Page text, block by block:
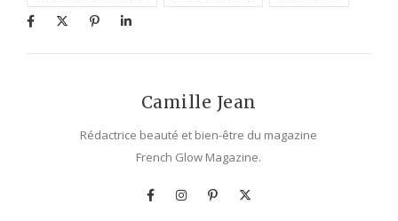
Camille Jean
Rédactrice beauté et bien-être du magazine
French Glow Magazine.